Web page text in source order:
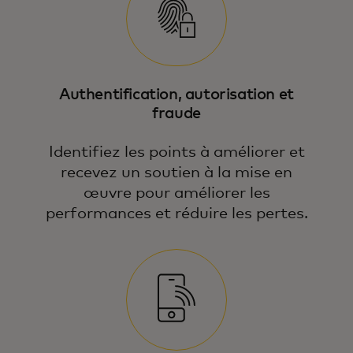
Authentification, autorisation et
fraude
Identifiez les points à améliorer et
recevez un soutien à la mise en
œuvre pour améliorer les
performances et réduire les pertes.